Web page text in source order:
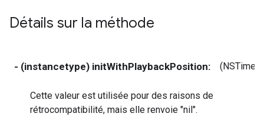
Détails sur la méthode
- (instancetype) initWithPlaybackPosition:
Cette valeur est utilisée pour des raisons de
rétrocompatibilité, mais elle renvoie "nil".